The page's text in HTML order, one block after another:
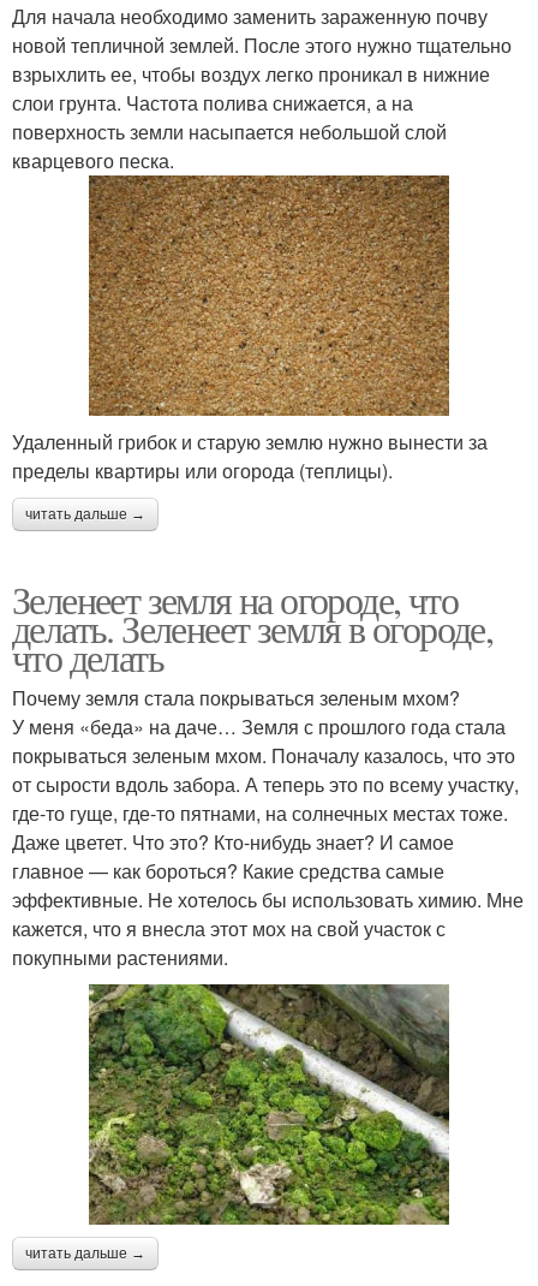
Для начала необходимо заменить зараженную почву
новой тепличной землей. После этого нужно тщательно
взрыхлить ее, чтобы воздух легко проникал в нижние
слои грунта. Частота полива снижается, а на
поверхность земли насыпается небольшой слой
кварцевого песка.
Удаленный грибок и старую землю нужно вынести за
пределы квартиры или огорода (теплицы).
читать дальше →
Зеленеет земля на огороде, что
делать. Зеленеет земля в огороде,
что делать
Почему земля стала покрываться зеленым мхом?
У меня «беда» на даче… Земля с прошлого года стала
покрываться зеленым мхом. Поначалу казалось, что это
от сырости вдоль забора. А теперь это по всему участку,
где-то гуще, где-то пятнами, на солнечных местах тоже.
Даже цветет. Что это? Кто-нибудь знает? И самое
главное — как бороться? Какие средства самые
эффективные. Не хотелось бы использовать химию. Мне
кажется, что я внесла этот мох на свой участок с
покупными растениями.
читать дальше →